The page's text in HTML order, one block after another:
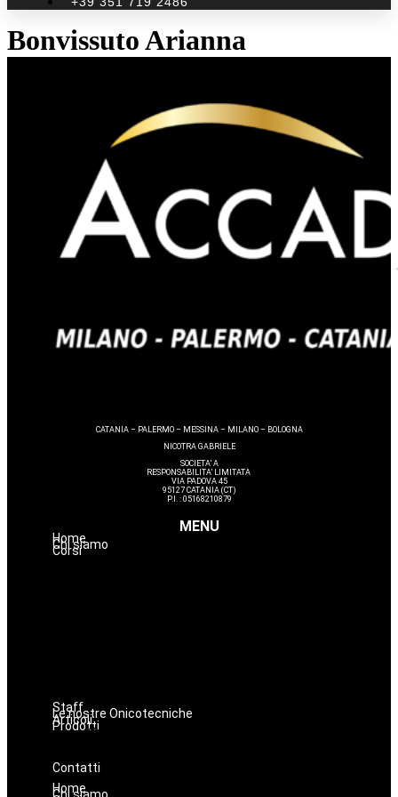
Bonvissuto Arianna
CATANIA – PALERMO – MESSINA – MILANO – BOLOGNA
NICOTRA GABRIELE
SOCIETA’ A
RESPONSABILITA’ LIMITATA
VIA PADOVA 45
95127 CATANIA (CT)
P.I. : 05168210879
MENU
Home
Chi siamo
Corsi
Staff
Le nostre Onicotecniche
Articoli
ProdottiOniconails
Prodotti per ricostruzione unghie
Contatti
Home